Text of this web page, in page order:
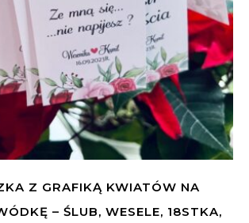
Z GRAFIKĄ KWIATÓW NA
– ŚLUB, WESELE, 18STKA,